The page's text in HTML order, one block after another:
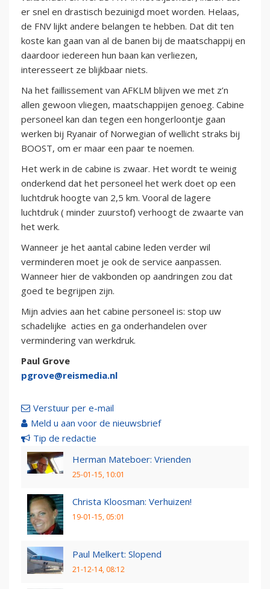
er snel en drastisch bezuinigd moet worden. Helaas,
de FNV lijkt andere belangen te hebben. Dat dit ten
koste kan gaan van al de banen bij de maatschappij en
daardoor iedereen hun baan kan verliezen,
interesseert ze blijkbaar niets.
Na het faillissement van AFKLM blijven we met z’n
allen gewoon vliegen, maatschappijen genoeg. Cabine
personeel kan dan tegen een hongerloontje gaan
werken bij Ryanair of Norwegian of wellicht straks bij
BOOST, om er maar een paar te noemen.
Het werk in de cabine is zwaar. Het wordt te weinig
onderkend dat het personeel het werk doet op een
luchtdruk hoogte van 2,5 km. Vooral de lagere
luchtdruk ( minder zuurstof) verhoogt de zwaarte van
het werk.
Wanneer je het aantal cabine leden verder wil
verminderen moet je ook de service aanpassen.
Wanneer hier de vakbonden op aandringen zou dat
goed te begrijpen zijn.
Mijn advies aan het cabine personeel is: stop uw
schadelijke acties en ga onderhandelen over
vermindering van werkdruk.
Paul Grove
pgrove@reismedia.nl
Verstuur per e-mail
Meld u aan voor de nieuwsbrief
Tip de redactie
Herman Mateboer: Vrienden
25-01-15, 10:01
Christa Kloosman: Verhuizen!
19-01-15, 05:01
Paul Melkert: Slopend
21-12-14, 08:12